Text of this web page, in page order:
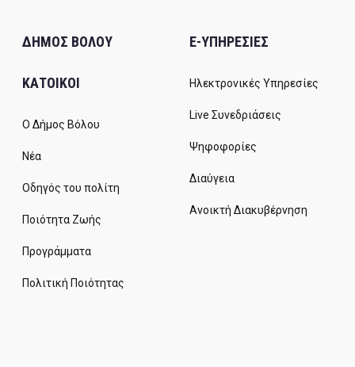
ΔΗΜΟΣ ΒΟΛΟΥ
ΚΑΤΟΙΚΟΙ
Ο Δήμος Βόλου
Νέα
Οδηγός του πολίτη
Ποιότητα Ζωής
Προγράμματα
Πολιτική Ποιότητας
E-ΥΠΗΡΕΣΙΕΣ
Ηλεκτρονικές Υπηρεσίες
Live Συνεδριάσεις
Ψηφοφορίες
Διαύγεια
Ανοικτή Διακυβέρνηση